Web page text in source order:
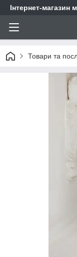
Інтернет-магазин
Товари та